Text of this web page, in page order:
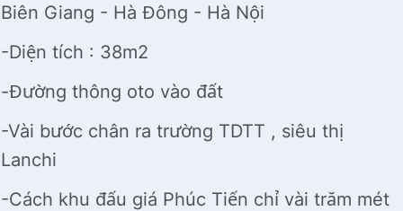
Biên Giang - Hà Đông - Hà Nội
-Diện tích : 38m2
-Đường thông oto vào đất
-Vài bước chân ra trường TDTT , siêu thị
Lanchi
-Cách khu đấu giá Phúc Tiến chỉ vài trăm mét